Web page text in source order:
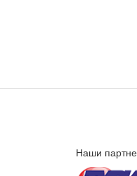
Наши